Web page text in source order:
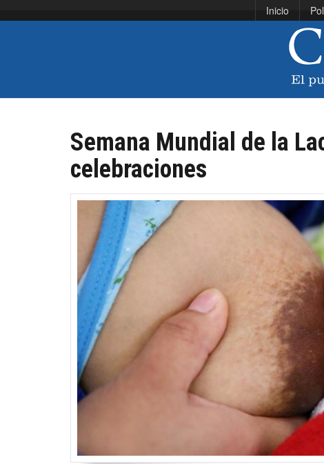
Inicio
Semana Mundial de la
celebraciones